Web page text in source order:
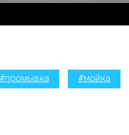
#промывка #мойка